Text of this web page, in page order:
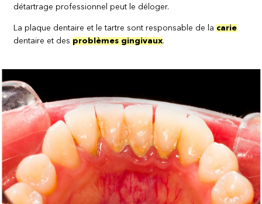
détartrage professionnel peut le déloger.
La plaque dentaire et le tartre sont responsable de la carie
dentaire et des problèmes gingivaux.